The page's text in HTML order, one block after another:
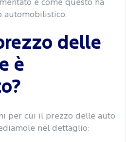
e come questo ha
automobilistico.
delle
è
per cui il prezzo delle auto
nel dettaglio: